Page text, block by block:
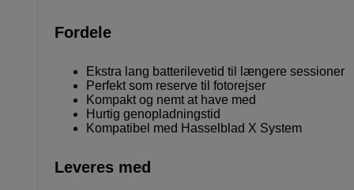
Fordele
Ekstra lang batterilevetid til længere sessioner
Perfekt som reserve til fotorejser
Kompakt og nemt at have med
Hurtig genopladningstid
Kompatibel med Hasselblad X System
Leveres med